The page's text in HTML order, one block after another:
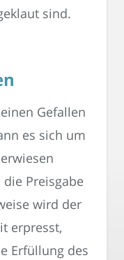
sind.
Gefallen
es sich um
Preisgabe
wird der
erpresst,
Erfüllung des